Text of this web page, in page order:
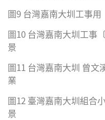
圖9 台灣嘉南大圳工事
圖10 台灣嘉南大圳工事
景
圖11 台灣嘉南大圳 曾文
業
圖12 臺灣嘉南大圳組合
景